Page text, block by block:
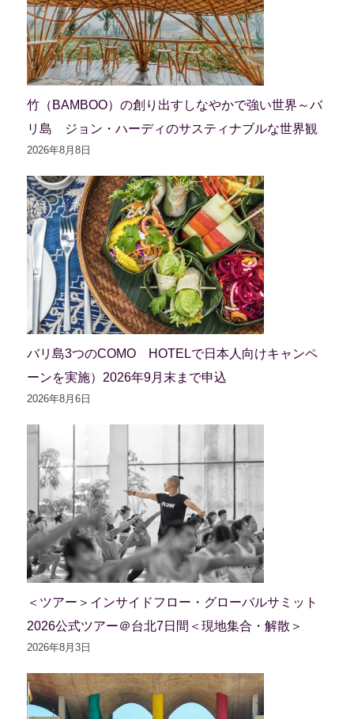
竹（BAMBOO）の創り出すしなやかで強い世界～バ
リ島 ジョン・ハーディのサスティナブルな世界観
2026年8月8日
バリ島3つのCOMO HOTELで日本人向けキャンペ
ーンを実施）2026年9月末まで申込
2026年8月6日
＜ツアー＞インサイドフロー・グローバルサミット
2026公式ツアー＠台北7日間＜現地集合・解散＞
2026年8月3日